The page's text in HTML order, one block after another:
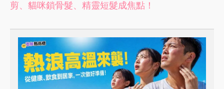
剪、貓咪鎖骨髮、精靈短髮成焦點！